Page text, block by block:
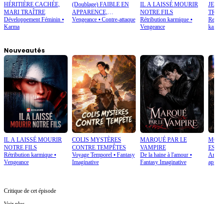
HÉRITIÈRE CACHÉE,
MARI TRAÎTRE
Développement Féminin ⦁
Karma
(Doublage) FAIBLE EN
APPARENCE,
PUISSANCE ABSOLUE
Vengeance⦁ Contre-attaque
IL A LAISSÉ MOURIR
NOTRE FILS
Rétribution karmique⦁
Vengeance
JE
Nouveautés
IL A LAISSÉ MOURIR
NOTRE FILS
Rétribution karmique ⦁
Vengeance
COLIS MYSTÈRES
CONTRE TEMPÊTES
Voyage Temporel⦁ Fantasy
Imaginative
MARQUÉ PAR LE
VAMPIRE
De la haine à l'amour⦁
Fantasy Imaginative
Critique de cet épisode